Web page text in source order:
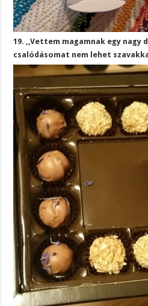
19. ,,Vettem magamnak egy nagy
csalódásomat nem lehet